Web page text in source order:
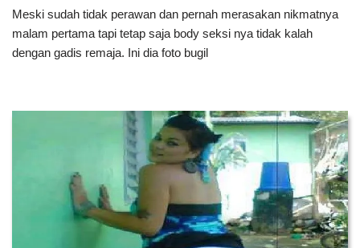
Meski sudah tidak perawan dan pernah merasakan nikmatnya
malam pertama tapi tetap saja body seksi nya tidak kalah
dengan gadis remaja. Ini dia foto bugil